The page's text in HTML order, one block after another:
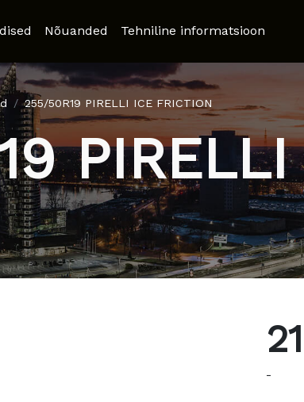
Nõuanded Tehniline informatsioon
255/50R19 PIRELLI ICE FRICTION
-